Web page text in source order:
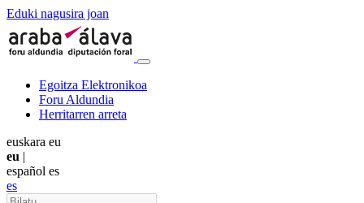
Eduki nagusira joan
Egoitza Elektronikoa
Foru Aldundia
Herritarren arreta
euskara eu
eu |
español es
es